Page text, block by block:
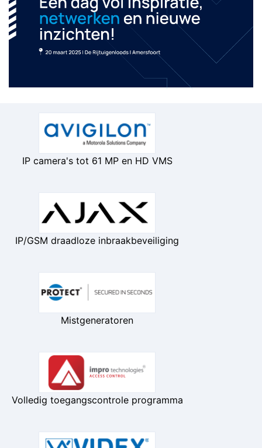
IP camera's tot 61 MP en HD VMS
IP/GSM draadloze inbraakbeveiliging
Mistgeneratoren
Volledig toegangscontrole programma